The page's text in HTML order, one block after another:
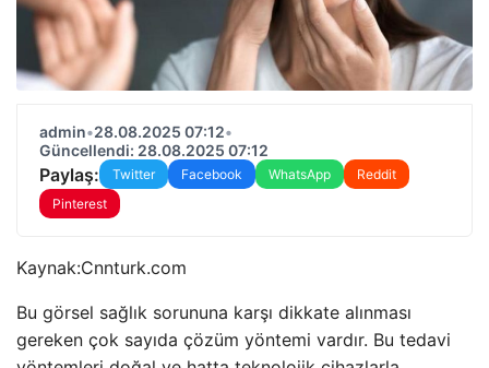
admin•28.08.2025 07:12•
Güncellendi: 28.08.2025 07:12
Paylaş: Twitter Facebook WhatsApp
Reddit
Pinterest
Kaynak:Cnnturk.com
Bu görsel sağlık sorununa karşı dikkate alınması
gereken çok sayıda çözüm yöntemi vardır. Bu tedavi